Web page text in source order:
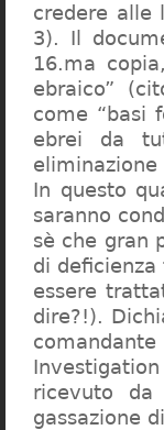
credere alle
3). Il
16.ma
ebraico”
come “basi
ebrei da
In questo
saranno
sè che gran
di
essere
dire?!).
ricevuto
gassazione